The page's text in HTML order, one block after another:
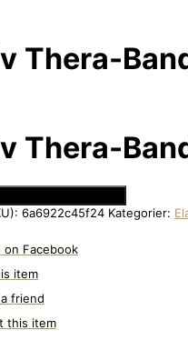
Thera-
Thera-
6a6922c45f24 Kategorier:
on Facebook
item
a friend
this item